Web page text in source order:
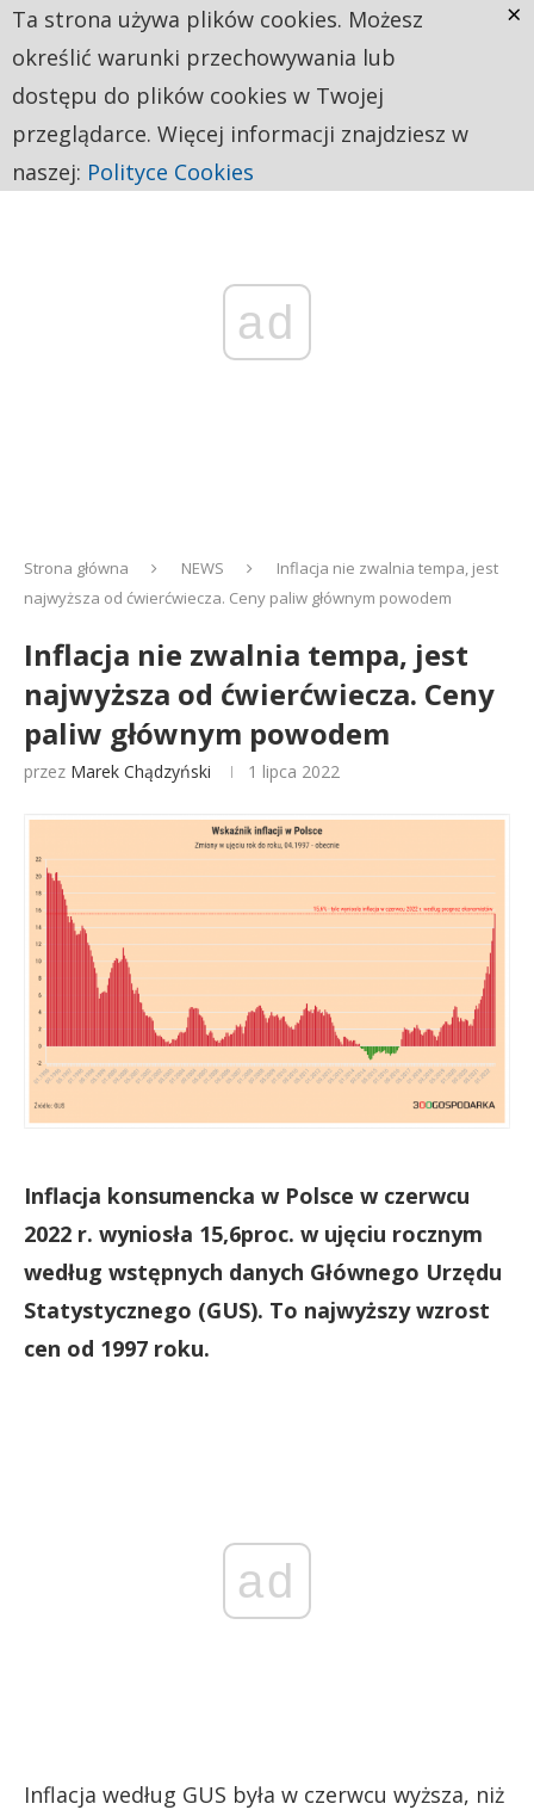
ad
Strona główna NEWS
Inflacja nie zwalnia tempa, jest
najwyższa od ćwierćwiecza. Ceny paliw głównym powodem
Inflacja nie zwalnia tempa, jest
najwyższa od ćwierćwiecza. Ceny
paliw głównym powodem
przez Marek Chądzyński 1 lipca 2022
Inflacja konsumencka w Polsce w czerwcu
2022 r. wyniosła 15,6proc. w ujęciu rocznym
według wstępnych danych Głównego Urzędu
Statystycznego (GUS). To najwyższy wzrost
cen od 1997 roku.
ad
Inflacja według GUS była w czerwcu wyższa, niż
Ta strona używa plików cookies. Możesz
określić warunki przechowywania lub
dostępu do plików cookies w Twojej
przeglądarce. Więcej informacji znajdziesz w
naszej: Polityce Cookies
×